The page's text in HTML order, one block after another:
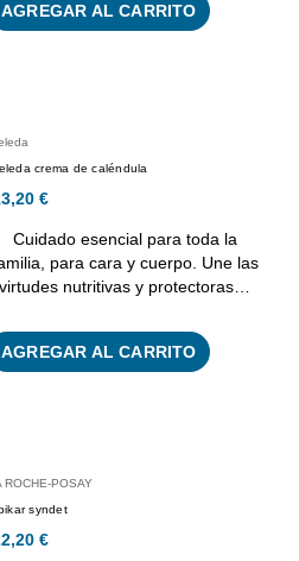
AGREGAR AL CARRITO
crema de caléndula
€
Cuidado esencial para toda la
para cara y cuerpo. Une las
virtudes nutritivas y protectoras…
AGREGAR AL CARRITO
ROCHE-POSAY
syndet
€